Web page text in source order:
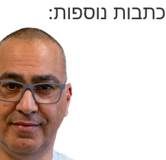
כתבות נוספות: